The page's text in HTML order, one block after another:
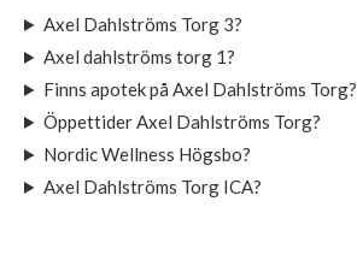
Axel Dahlströms Torg 3?
Axel dahlströms torg 1?
Finns apotek på Axel Dahlströms Torg?
Öppettider Axel Dahlströms Torg?
Nordic Wellness Högsbo?
Axel Dahlströms Torg ICA?